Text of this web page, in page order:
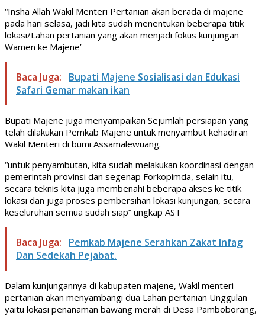
“Insha Allah Wakil Menteri Pertanian akan berada di majene
pada hari selasa, jadi kita sudah menentukan beberapa titik
lokasi/Lahan pertanian yang akan menjadi fokus kunjungan
Wamen ke Majene’
Baca Juga:
Bupati Majene Sosialisasi dan Edukasi
Safari Gemar makan ikan
Bupati Majene juga menyampaikan Sejumlah persiapan yang
telah dilakukan Pemkab Majene untuk menyambut kehadiran
Wakil Menteri di bumi Assamalewuang.
“untuk penyambutan, kita sudah melakukan koordinasi dengan
pemerintah provinsi dan segenap Forkopimda, selain itu,
secara teknis kita juga membenahi beberapa akses ke titik
lokasi dan juga proses pembersihan lokasi kunjungan, secara
keseluruhan semua sudah siap” ungkap AST
Baca Juga:
Pemkab Majene Serahkan Zakat Infag
Dan Sedekah Pejabat.
Dalam kunjungannya di kabupaten majene, Wakil menteri
pertanian akan menyambangi dua Lahan pertanian Unggulan
yaitu lokasi penanaman bawang merah di Desa Pamboborang,